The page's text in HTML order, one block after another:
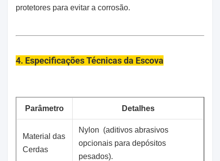
protetores para evitar a corrosão.
4. Especificações Técnicas da Escova
Parâmetro Detalhes
Material das
Cerdas
Nylon (aditivos abrasivos
opcionais para depósitos
pesados).